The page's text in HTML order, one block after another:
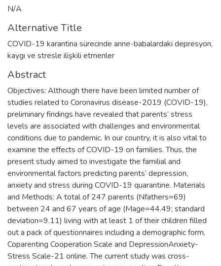
N/A
Alternative Title
COVID-19 karantina sürecinde anne-babalardaki depresyon,
kaygı ve stresle ilişkili etmenler
Abstract
Objectives: Although there have been limited number of
studies related to Coronavirus disease-2019 (COVID-19),
preliminary findings have revealed that parents’ stress
levels are associated with challenges and environmental
conditions due to pandemic. In our country, it is also vital to
examine the effects of COVID-19 on families. Thus, the
present study aimed to investigate the familial and
environmental factors predicting parents’ depression,
anxiety and stress during COVID-19 quarantine. Materials
and Methods: A total of 247 parents (Nfathers=69)
between 24 and 67 years of age (Mage=44.49; standard
deviation=9.11) living with at least 1 of their children filled
out a pack of questionnaires including a demographic form,
Coparenting Cooperation Scale and DepressionAnxiety-
Stress Scale-21 online. The current study was cross-